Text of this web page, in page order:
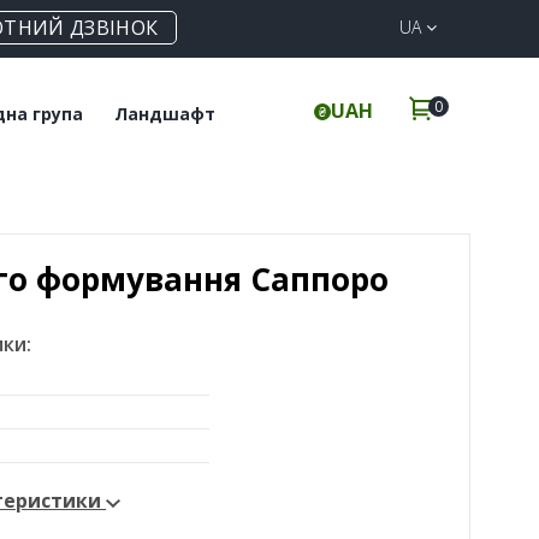
ДЗВІНОК UA
група
сходи
Ландшафт
Елементи для забору
UAH 0
формування Саппоро